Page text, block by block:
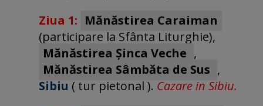
Ziua 1: Mănăstirea Caraiman
(participare la Sfânta Liturghie),
Mănăstirea Șinca Veche ,
Mănăstirea Sâmbăta de Sus ,
Sibiu ( tur pietonal ). Cazare in Sibiu.